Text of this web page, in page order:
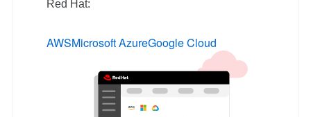
Red Hat:
AWSMicrosoft AzureGoogle Cloud